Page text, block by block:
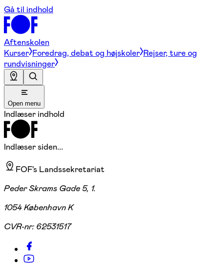
Gå til indhold
Aftenskolen
Kurser Foredrag, debat og højskoler Rejser, ture og
rundvisninger
Open menu
Indlæser indhold
Indlæser siden...
FOF's Landssekretariat
Peder Skrams Gade 5, 1.
1054 København K
CVR-nr: 62531517